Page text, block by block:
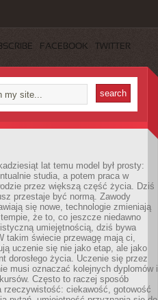
FACEBOOK TWITTER
lat temu model był prosty:
studia, a potem praca w
przez większą część życia. Dziś
przestaje być normą. Zawody
się nowe, technologie zmieniają
że to, co jeszcze niedawno
umiejętnością, dziś bywa
takim świecie przewagę mają ci,
uczenie się nie jako etap, ale jako
dorosłego życia. Uczenie się przez
musi oznaczać kolejnych dyplomów i
Często to raczej sposób
rzeczywistość: ciekawość, gotowość